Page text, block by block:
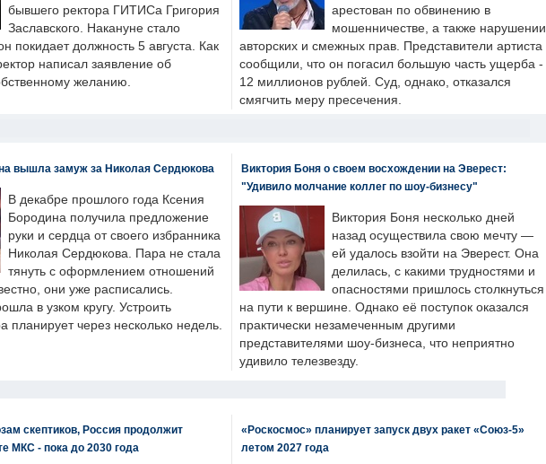
бывшего ректора ГИТИСа Григория
Заславского. Накануне стало
покидает должность 5 августа. Как
написал заявление об
желанию.
арестован по обвинению в
мошенничестве, а также нарушении
авторских и смежных прав. Представители артиста
сообщили, что он погасил большую часть ущерба -
12 миллионов рублей. Суд, однако, отказался
смягчить меру пресечения.
вышла замуж за Николая Сердюкова
В декабре прошлого года Ксения
Бородина получила предложение
руки и сердца от своего избранника
Николая Сердюкова. Пара не стала
тянуть с оформлением отношений
они уже расписались.
в узком кругу. Устроить
планирует через несколько недель.
Виктория Боня о своем восхождении на Эверест:
"Удивило молчание коллег по шоу-бизнесу"
Виктория Боня несколько дней
назад осуществила свою мечту —
ей удалось взойти на Эверест. Она
делилась, с какими трудностями и
опасностями пришлось столкнуться
на пути к вершине. Однако её поступок оказался
практически незамеченным другими
представителями шоу-бизнеса, что неприятно
удивило телезвезду.
скептиков, Россия продолжит
МКС - пока до 2030 года
«Роскосмос» планирует запуск двух ракет «Союз-5»
летом 2027 года